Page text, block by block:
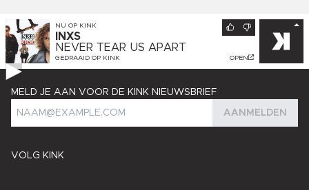
NU OP KINK
INXS
NEVER TEAR US APART
GEDRAAID OP KINK OPEN
VOLG KINK
MELD JE AAN VOOR DE KINK NIEUWSBRIEF
AANMELDEN